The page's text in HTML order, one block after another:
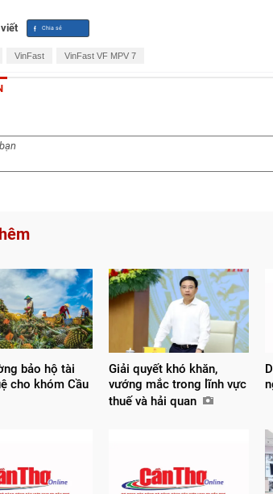
VinFast VinFast VF MPV 7
bảo hộ tài
cho khóm Cầu
Giải quyết khó khăn,
vướng mắc trong lĩnh vực
thuế và hải quan